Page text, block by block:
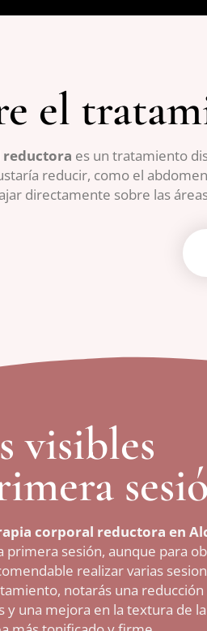
el
es un tratamiento
reducir, como el
directamente sobre las
visibles
corporal reductora en
primera sesión, aunque para
realizar varias
notarás una reducción
y una mejora en la textura de